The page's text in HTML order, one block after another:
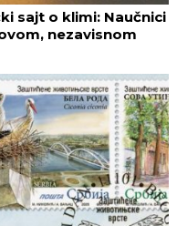
sajt o klimi: Naučnici
nezavisnom